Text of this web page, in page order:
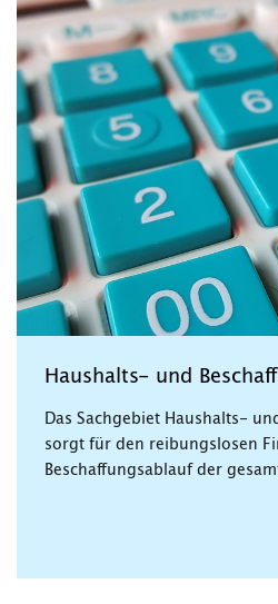
Haushalts- und
Das Sachgebiet Haushalts-
sorgt für den reibungslosen
Beschaffungsablauf der